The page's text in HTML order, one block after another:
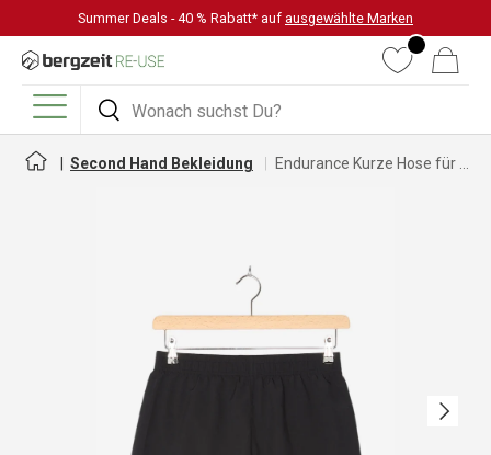
DIREKT ZUM INHALT
Summer Deals - 40 % Rabatt* auf ausgewählte Marken
Suchen
Suchen
WunschlisteWarenkorb
Menü
Second Hand Bekleidung
Nächste